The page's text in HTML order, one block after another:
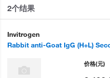
2个结果
Invitrogen
Rabbit anti-Goat IgG (H+L)
价格(元)